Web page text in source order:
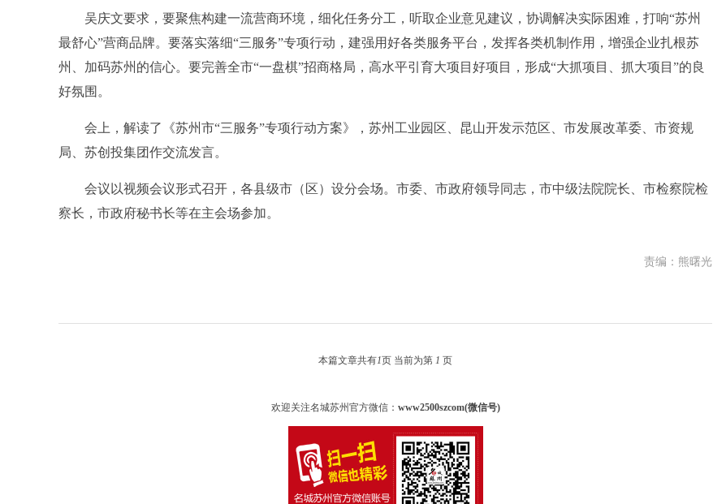
吴庆文要求，要聚焦构建一流营商环境，细化任务分工，听取企业意见建议，协调解决实际困难，打响“苏州
最舒心”营商品牌。要落实落细“三服务”专项行动，建强用好各类服务平台，发挥各类机制作用，增强企业扎根苏
州、加码苏州的信心。要完善全市“一盘棋”招商格局，高水平引育大项目好项目，形成“大抓项目、抓大项目”的良
好氛围。
会上，解读了《苏州市“三服务”专项行动方案》，苏州工业园区、昆山开发示范区、市发展改革委、市资规
局、苏创投集团作交流发言。
会议以视频会议形式召开，各县级市（区）设分会场。市委、市政府领导同志，市中级法院院长、市检察院检
察长，市政府秘书长等在主会场参加。
责编：熊曙光
本篇文章共有1页 当前为第 1 页
欢迎关注名城苏州官方微信： www2500szcom(微信号)